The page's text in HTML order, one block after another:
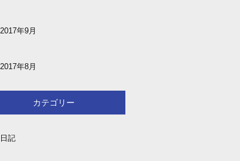
2017年9月
2017年8月
カテゴリー
日記